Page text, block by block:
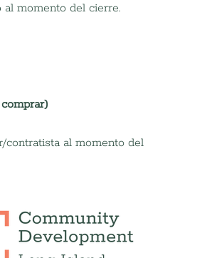
momento del cierre.
contratista al momento del